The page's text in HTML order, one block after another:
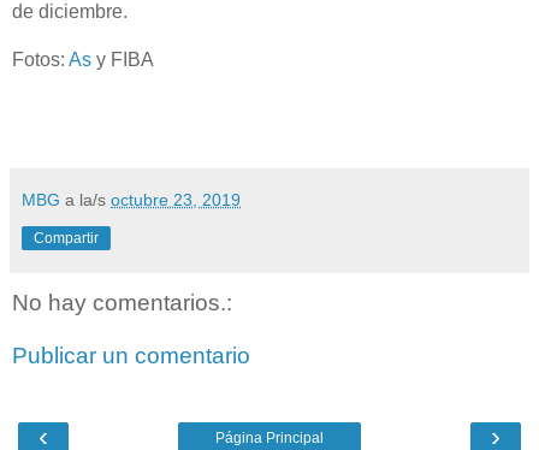
de diciembre.
Fotos: As y FIBA
MBG a la/s octubre 23, 2019
Compartir
No hay comentarios.:
Publicar un comentario
‹ ›
Página Principal